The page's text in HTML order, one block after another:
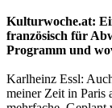
Kulturwoche.at:
französisch für
Programm und
Karlheinz Essl:
meiner Zeit in Paris